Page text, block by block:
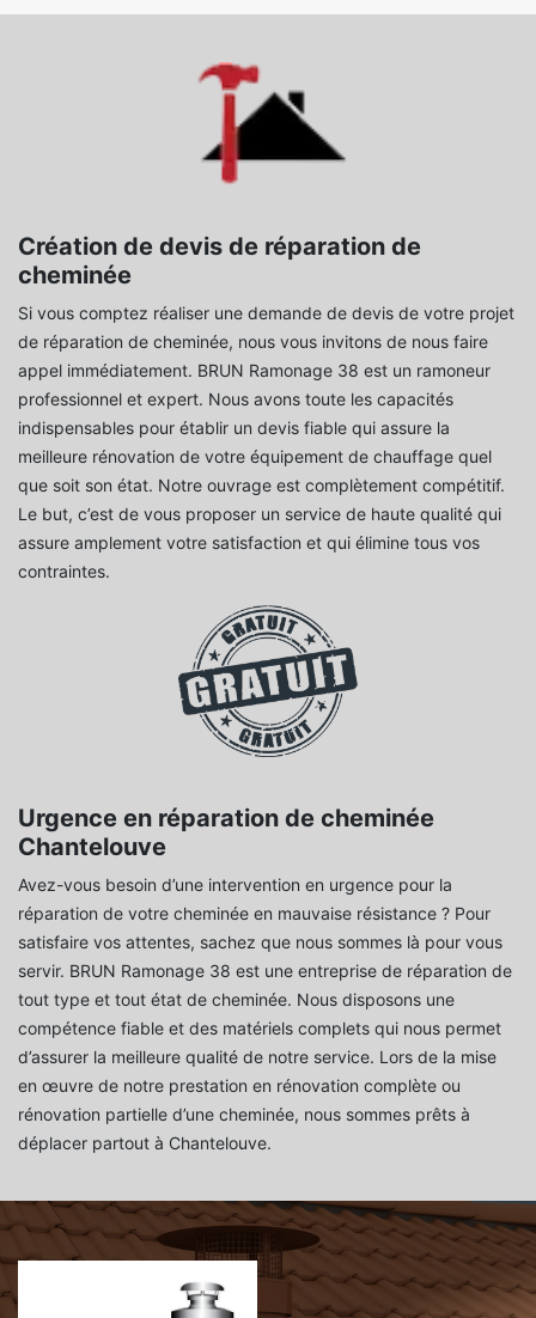
Création de devis de réparation de
cheminée
Si vous comptez réaliser une demande de devis de votre projet
de réparation de cheminée, nous vous invitons de nous faire
appel immédiatement. BRUN Ramonage 38 est un ramoneur
professionnel et expert. Nous avons toute les capacités
indispensables pour établir un devis fiable qui assure la
meilleure rénovation de votre équipement de chauffage quel
que soit son état. Notre ouvrage est complètement compétitif.
Le but, c’est de vous proposer un service de haute qualité qui
assure amplement votre satisfaction et qui élimine tous vos
contraintes.
Urgence en réparation de cheminée
Chantelouve
Avez-vous besoin d’une intervention en urgence pour la
réparation de votre cheminée en mauvaise résistance ? Pour
satisfaire vos attentes, sachez que nous sommes là pour vous
servir. BRUN Ramonage 38 est une entreprise de réparation de
tout type et tout état de cheminée. Nous disposons une
compétence fiable et des matériels complets qui nous permet
d’assurer la meilleure qualité de notre service. Lors de la mise
en œuvre de notre prestation en rénovation complète ou
rénovation partielle d’une cheminée, nous sommes prêts à
déplacer partout à Chantelouve.